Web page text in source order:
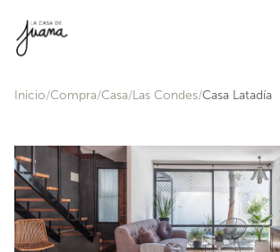
Inicio Compra Casa Las Condes Casa Latadía